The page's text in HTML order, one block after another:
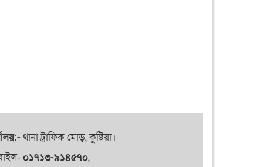
থানা ট্রাফিক মোড়, কুষ্টিয়া।
০১৭১৩-৯১৪৫৭০,